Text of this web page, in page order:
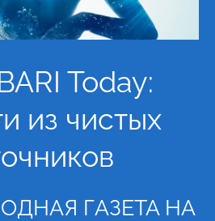
Today:
из чистых
ГАЗЕТА НА